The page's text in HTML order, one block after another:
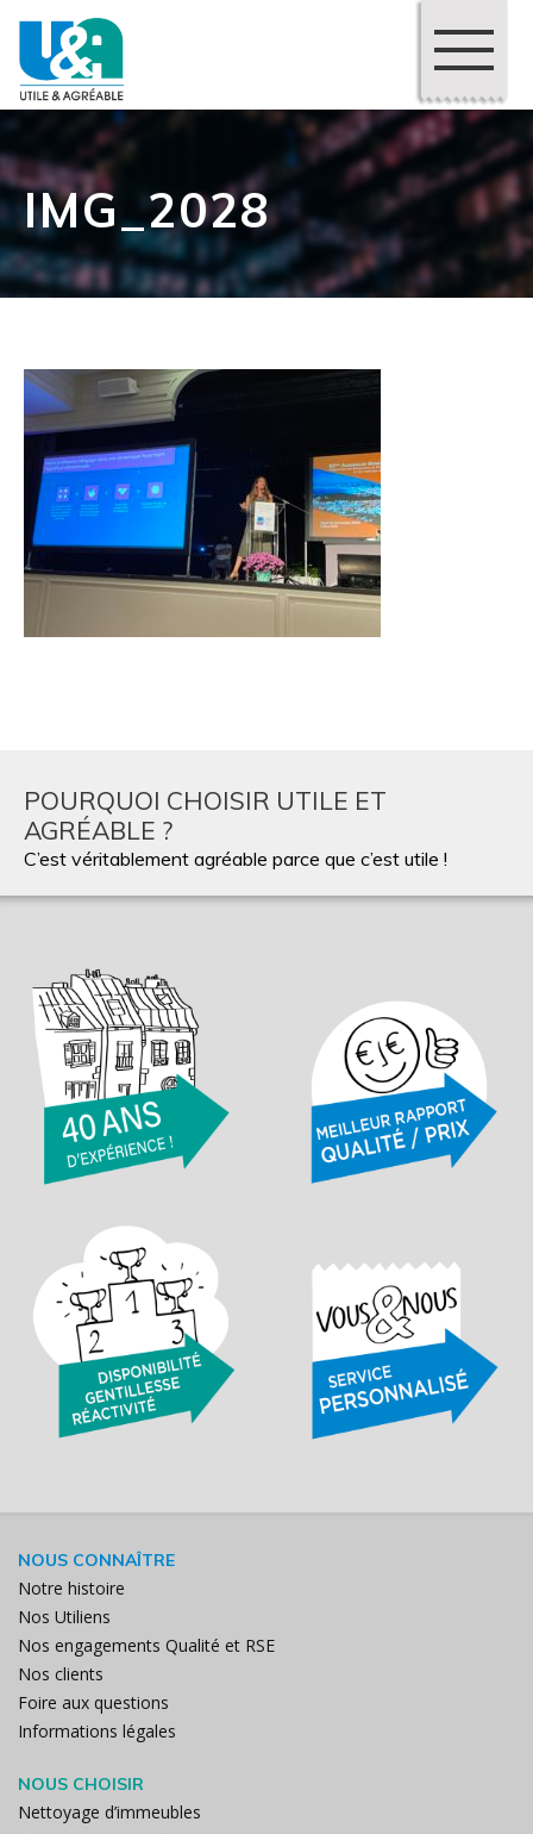
IMG_2028
POURQUOI CHOISIR UTILE ET
AGRÉABLE ?
C’est véritablement agréable parce que c’est utile !
NOUS CONNAÎTRE
Notre histoire
Nos Utiliens
Nos engagements Qualité et RSE
Nos clients
Foire aux questions
Informations légales
NOUS CHOISIR
Nettoyage d’immeubles